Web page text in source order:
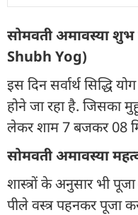
सोमवती अमावस्या
Shubh Yog)
इस दिन सर्वार्थ सिद्धि
होने जा रहा है. जिसका
लेकर शाम 7 बजकर 08
सोमवती अमावस्या
शास्त्रों के अनुसार भी
पीले वस्त्र पहनकर पूजा